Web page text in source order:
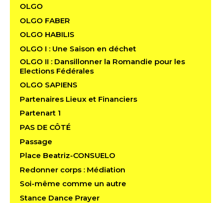
OLGO
OLGO FABER
OLGO HABILIS
OLGO I : Une Saison en déchet
OLGO II : Dansillonner la Romandie pour les
Elections Fédérales
OLGO SAPIENS
Partenaires Lieux et Financiers
Partenart 1
PAS DE CÔTÉ
Passage
Place Beatriz-CONSUELO
Redonner corps : Médiation
Soi-même comme un autre
Stance Dance Prayer